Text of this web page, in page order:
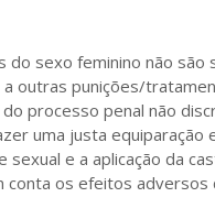
do sexo feminino não são
a outras punições/
processo penal não
uma justa equiparação
sexual e a aplicação da
conta os efeitos adversos